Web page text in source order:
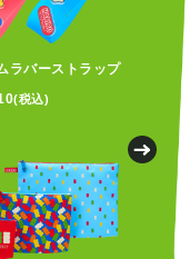
ラバーストラップ
(税込)